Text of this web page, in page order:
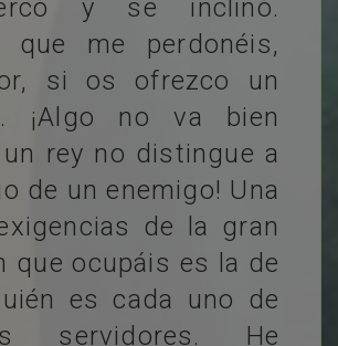
y se inclinó.
que me perdonéis,
si os ofrezco un
¡Algo no va bien
rey no distingue a
de un enemigo! Una
de la gran
que ocupáis es la de
es cada uno de
servidores. He